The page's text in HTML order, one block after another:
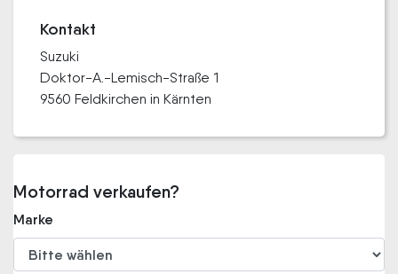
Kontakt
Suzuki
Doktor-A.-Lemisch-Straße 1
9560 Feldkirchen in Kärnten
Motorrad verkaufen?
Marke